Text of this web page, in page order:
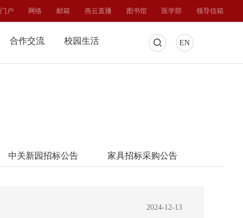
门户 网络 邮箱 燕云直播 图书馆 医学部 领导信箱
合作交流 校园生活 EN
中关新园招标公告 家具招标采购公告
2024-12-13